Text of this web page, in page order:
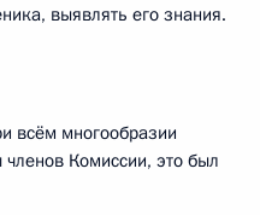
выявлять его знания.
всём многообразии
Комиссии, это был